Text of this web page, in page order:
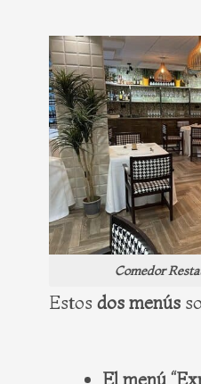
Comedor
Estos dos menús
El menú